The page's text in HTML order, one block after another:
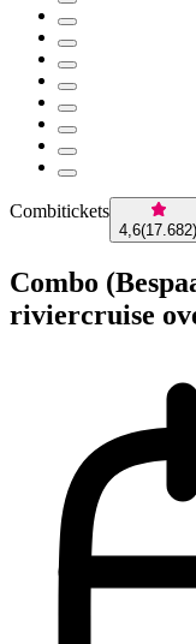
Combitickets
4,6(17.682)
Combo
riviercruise